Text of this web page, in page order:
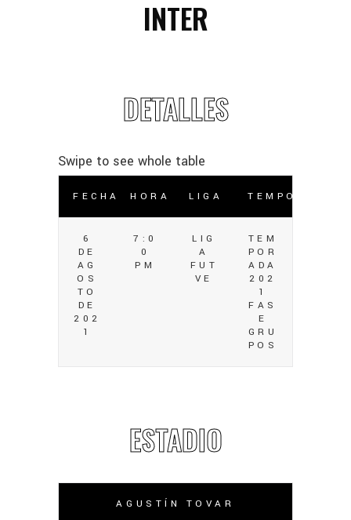
INTER
DETALLES
FECHA HORA LIGA TEMPORADA
6
DE
AG
OS
TO
DE
202
1
7:0
0
PM
LIG
A
FUT
VE
TEM
POR
ADA
202
1
FAS
E
GRU
POS
ESTADIO
AGUSTÍN TOVAR